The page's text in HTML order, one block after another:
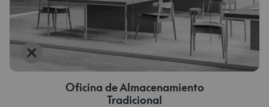
Oficina de Almacenamiento
Tradicional